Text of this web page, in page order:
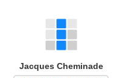
Jacques Cheminade